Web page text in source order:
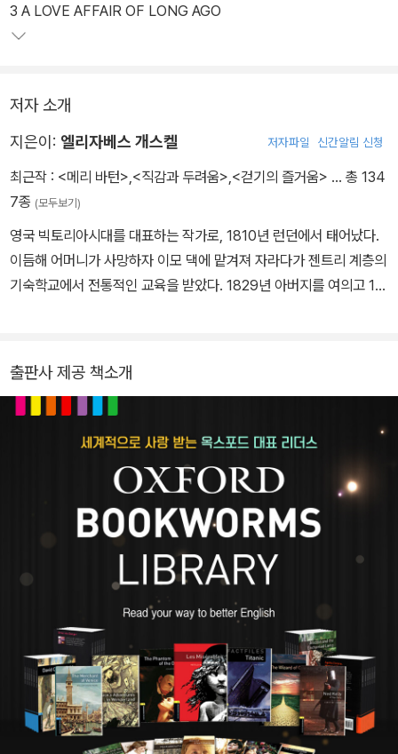
3 A LOVE AFFAIR OF LONG AGO
저자 소개
지은이: 엘리자베스 개스켈 저자파일 신간알림 신청
최근작 : <메리 바턴> <직감과 두려움> <걷기의 즐거움> … 총 134
7종 (모두보기)
영국 빅토리아시대를 대표하는 작가로, 1810년 런던에서 태어났다.
이듬해 어머니가 사망하자 이모 댁에 맡겨져 자라다가 젠트리 계층의
기숙학교에서 전통적인 교육을 받았다. 1829년 아버지를 여의고 18
1848년 발표한 첫 장편소설 『메리 바턴』으로 주목받아, 이를 계기로
과 남』을 연재하고 각각 1853년과 1855년에 단행본으로 출간했다.
스』 『실비아의 연인들』 같은 장편은 물론, 공포·미스터리·연애·심리
등 다양한 성격의 단편을 꾸준히 발표했다. 두터운 친교를 나누던 샬
럿 브론테 사후에 집필한 전기 『샬럿 브론테의 생애』(1857)는 2017
년 〈가디언〉이 선정한 ‘역대 최고 논픽션 100권’에 꼽혔다. 1865년
『아내들과 딸들』의 탈고를 앞두고 심장마비로 갑작스레 숨을 거둔 개
스켈은 산업화에 따른 문제와 계급 갈등, 종교, 페미니즘 등의 묵직한
주제를 진지하게 다룬 작가로 오늘날 재평가되고 있다.
출판사 제공 책소개